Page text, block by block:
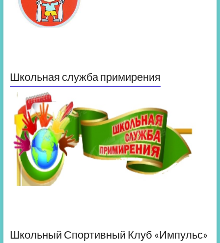
Школьная служба примирения
Школьный Спортивный Клуб «Импульс»